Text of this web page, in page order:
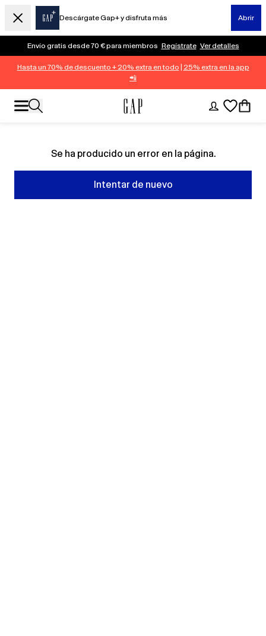
Descárgate Gap+ y disfruta más Abrir
Envío gratis desde 70 € para miembros Regístrate Ver detalles
Hasta un 70% de descuento + 20% extra en todo 25% extra en la app
📲
Se ha producido un error en la página.
Intentar de nuevo